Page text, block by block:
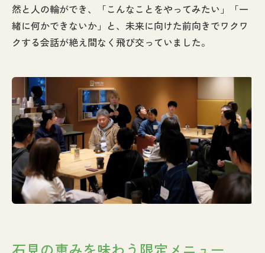
然と人の輪ができ、「こんなことをやってみたい」「一
緒に何かできないか」と、未来に向けた前向きでワクワ
クする会話が絶え間なく飛び交っていました。